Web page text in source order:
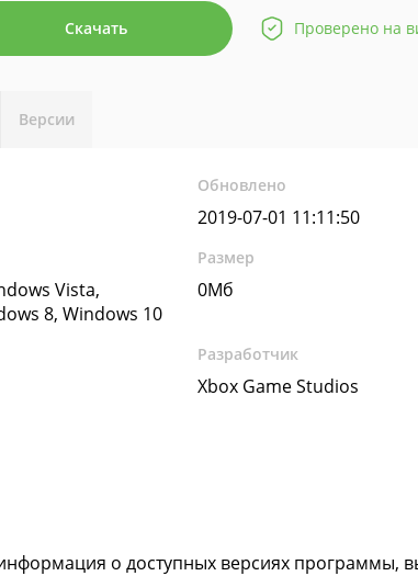
Скачать Проверено на
Версии
Обновлено
2019-07-01 11:11:50
Vista,
8, Windows 10
Размер
0Мб
Разработчик
Xbox Game Studios
информация о доступных версиях программы,